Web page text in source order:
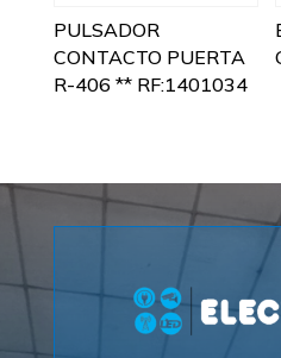
PULSADOR
CONTACTO PUERTA
R-406 ** RF:1401034